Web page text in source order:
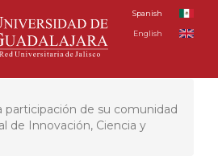
Spanish
English
participación de su comunidad
de Innovación, Ciencia y